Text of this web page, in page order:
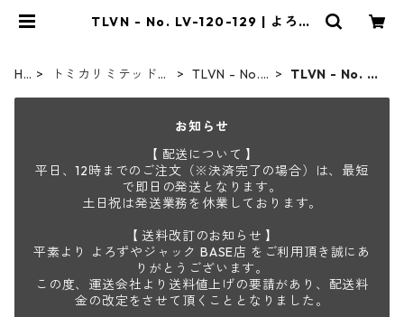
TLVN - No. LV-120-129 | よろず
H
トミカリミテッドヴ
TLVN - No. L
TLVN - No. L
お知らせ
【 配送について 】
平日、12時までのご注文（※決済完了の場合）は、最短
で即日の発送となります。
土日祝は発送業務を休業しております。
【 送料改訂のお知らせ 】
平素より よろずやジャック BASE店 をご利用頂き誠にあ
りがとうございます。
この度、運送会社より送料値上げの要請があり、配送料
金の改定をさせて頂くこととなりました。